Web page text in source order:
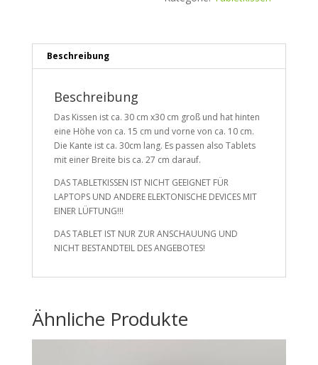
Beschreibung
Beschreibung
Das Kissen ist ca. 30 cm x30 cm groß und hat hinten
eine Höhe von ca. 15 cm und vorne von ca. 10 cm.
Die Kante ist ca. 30cm lang. Es passen also Tablets
mit einer Breite bis ca. 27 cm darauf.
DAS TABLETKISSEN IST NICHT GEEIGNET FÜR
LAPTOPS UND ANDERE ELEKTONISCHE DEVICES MIT
EINER LÜFTUNG!!!
DAS TABLET IST NUR ZUR ANSCHAUUNG UND
NICHT BESTANDTEIL DES ANGEBOTES!
Ähnliche Produkte